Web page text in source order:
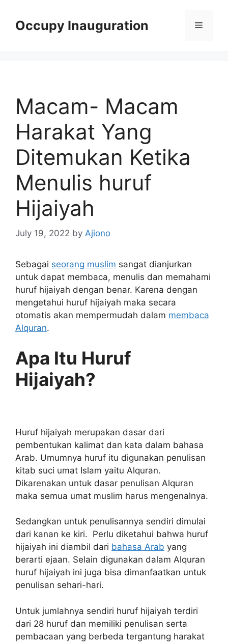
contentOccupy Inauguration Menu
Macam- Macam
Harakat Yang
Ditemukan Ketika
Menulis huruf
Hijaiyah
July 19, 2022 by Ajiono
Sebagai seorang muslim sangat dianjurkan
untuk dapat membaca, menulis dan memahami
huruf hijaiyah dengan benar. Karena dengan
mengetahui huruf hijaiyah maka secara
otomatis akan mempermudah dalam membaca
Alquran.
Apa Itu Huruf
Hijaiyah?
Huruf hijaiyah merupakan dasar dari
pembentukan kalimat dan kata dalam bahasa
Arab. Umumnya huruf itu digunakan penulisan
kitab suci umat Islam yaitu Alquran.
Dikarenakan untuk dasar penulisan Alquran
maka semua umat muslim harus mengenalnya.
Sedangkan untuk penulisannya sendiri dimulai
dari kanan ke kiri. Perlu diketahui bahwa huruf
hijaiyah ini diambil dari bahasa Arab yang
berarti ejaan. Selain digunakan dalam Alquran
huruf hijaiyah ini juga bisa dimanfaatkan untuk
penulisan sehari-hari.
Untuk jumlahnya sendiri huruf hijaiyah terdiri
dari 28 huruf dan memiliki penulisan serta
pembacaan yang berbeda tergantung harakat